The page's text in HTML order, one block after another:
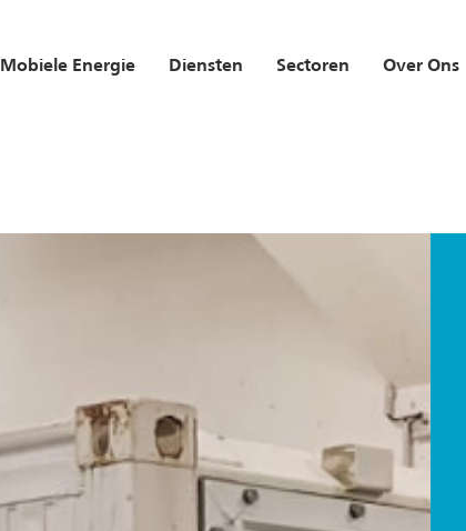
Mobiele Energie Diensten Sectoren Over Ons